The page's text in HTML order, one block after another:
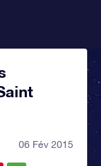
06 Fév 2015